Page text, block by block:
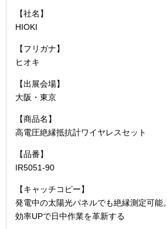
【社名】
HIOKI
【フリガナ】
ヒオキ
【出展会場】
大阪・東京
【商品名】
高電圧絶縁抵抗計ワイヤレスセット
【品番】
IR5051-90
【キャッチコピー】
発電中の太陽光パネルでも絶縁測定可能。
効率UPで日中作業を革新する